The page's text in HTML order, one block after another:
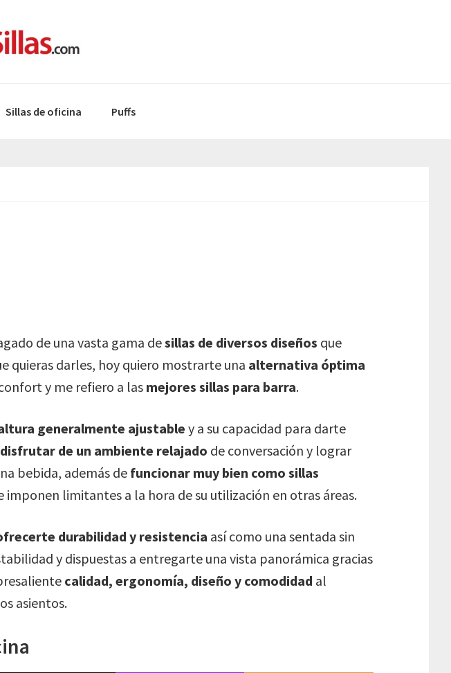
Sillas de oficina Puffs
de una vasta gama desillas de diversos diseños que
quieras darles, hoy quiero mostrarte una alternativa óptima
y me refiero a lasmejores sillas para barra.
generalmente ajustable y a su capacidad para darte
disfrutar de un ambiente relajado de conversación y lograr
bebida, además de funcionar muy bien como sillas
imponen limitantes a la hora de su utilización en otras áreas.
durabilidad y resistencia así como una sentada sin
y dispuestas a entregarte una vista panorámica gracias
calidad, ergonomía, diseño y comodidad al
asientos.